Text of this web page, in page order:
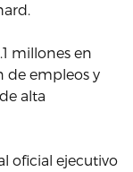
millones en
de empleos y
alta
oficial ejecutivo